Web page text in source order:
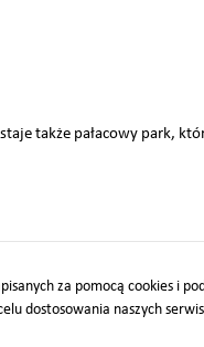
także pałacowy park,
za pomocą cookies i
dostosowania naszych